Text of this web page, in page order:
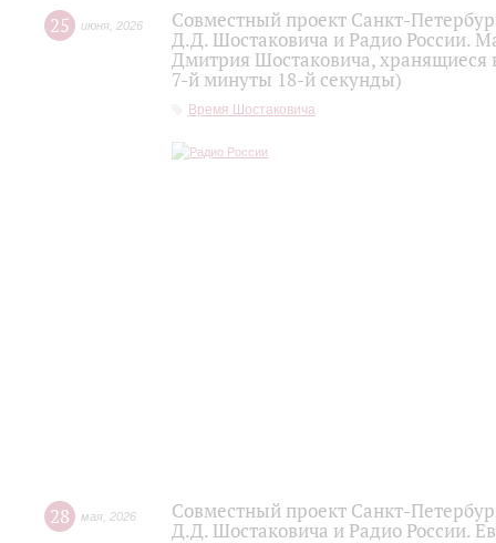
25 июня 2026
Совместный проект Санкт-
Д.Д. Шостаковича и Радио России.
Дмитрия Шостаковича, хранящиеся
7-й минуты 18-й секунды)
Время Шостаковича
28 мая 2026
Совместный проект Санкт-
Д.Д. Шостаковича и Радио России.